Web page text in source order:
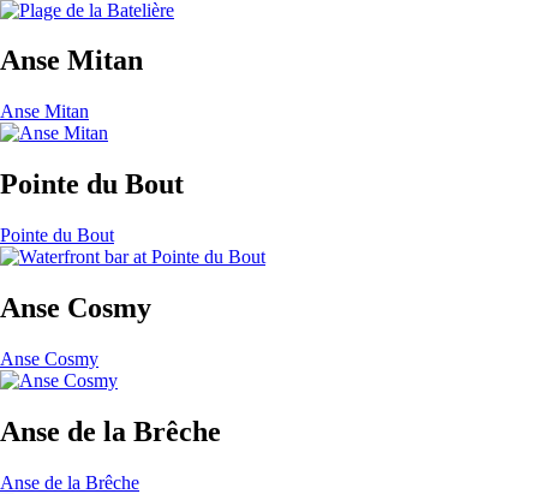
Anse Mitan
Anse Mitan
Pointe du Bout
Pointe du Bout
Anse Cosmy
Anse Cosmy
Anse de la Brêche
Anse de la Brêche